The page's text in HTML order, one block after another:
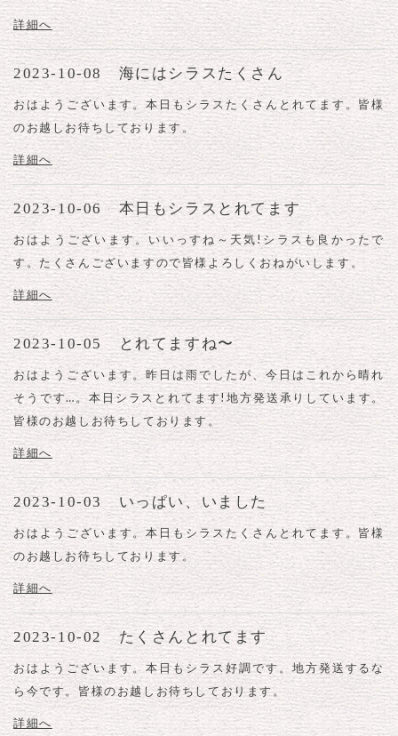
詳細へ
2023-10-08 海にはシラスたくさん
おはようございます。本日もシラスたくさんとれてます。皆様
のお越しお待ちしております。
詳細へ
2023-10-06 本日もシラスとれてます
おはようございます。いいっすね～天気!シラスも良かったで
す。たくさんございますので皆様よろしくおねがいします。
詳細へ
2023-10-05 とれてますね〜
おはようございます。昨日は雨でしたが、今日はこれから晴れ
そうです…。本日シラスとれてます!地方発送承りしています。
皆様のお越しお待ちしております。
詳細へ
2023-10-03 いっぱい、いました
おはようございます。本日もシラスたくさんとれてます。皆様
のお越しお待ちしております。
詳細へ
2023-10-02 たくさんとれてます
おはようございます。本日もシラス好調です。地方発送するな
ら今です。皆様のお越しお待ちしております。
詳細へ